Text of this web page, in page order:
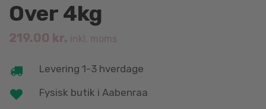
Over 4kg
219.00 kr. inkl. moms
Levering 1-3 hverdage
Fysisk butik i Aabenraa